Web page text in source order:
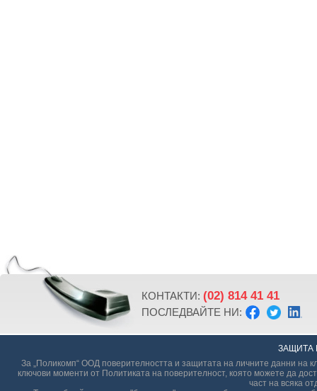
ЗАЩИТА
За „Поликомп“ ООД поверителността и защитата на личните данни на
ключови моменти от Политиката на поверителност, която можете да
част на всяка
КОНТАКТИ: (02) 814 41 41
ПОСЛЕДВАЙТЕ НИ: